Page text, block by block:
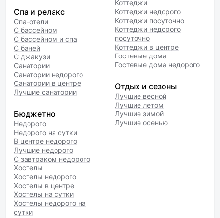
Спа и релакс
Спа-отели
С бассейном
С бассейном и спа
С баней
С джакузи
Санатории
Санатории недорого
Санатории в центре
Лучшие санатории
Бюджетно
Недорого
Недорого на сутки
В центре недорого
Лучшие недорого
С завтраком недорого
Хостелы
Хостелы недорого
Хостелы в центре
Хостелы на сутки
Хостелы недорого на
сутки
Коттеджи
Коттеджи недорого
Коттеджи посуточно
Коттеджи недорого
посуточно
Коттеджи в центре
Гостевые дома
Гостевые дома недорого
Отдых и сезоны
Лучшие весной
Лучшие летом
Лучшие зимой
Лучшие осенью